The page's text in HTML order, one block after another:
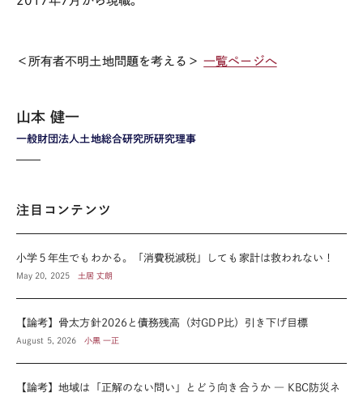
＜所有者不明土地問題を考える＞一覧ページへ
一般財団法人土地総合研究所研究理事
山本 健一
注目コンテンツ
小学５年生でもわかる。「消費税減税」しても家計は救われない！
May 20, 2025 土居 丈朗
【論考】骨太方針2026と債務残高（対GDP比）引き下げ目標
August 5, 2026 小黒 一正
【論考】地域は「正解のない問い」とどう向き合うか ― KBC防災ネ